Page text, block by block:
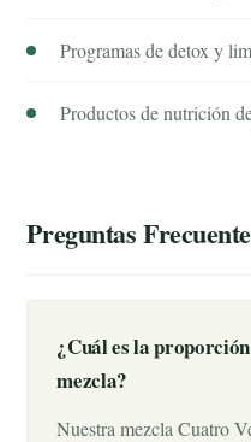
Programas de detox y
Productos de nutrición
Preguntas
¿Cuál es la
mezcla?
Nuestra mezcla Cuatro